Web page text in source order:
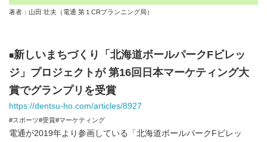
著者：山田 壮夫（電通 第１CRプランニング局）
■新しいまちづくり「北海道ボールパークFビレッ
ジ」プロジェクトが 第16回日本マーケティング大
賞でグランプリを受賞
https://dentsu-ho.com/articles/8927
#スポーツ#受賞#マーケティング
電通が2019年より参画している「北海道ボールパークFビレッ